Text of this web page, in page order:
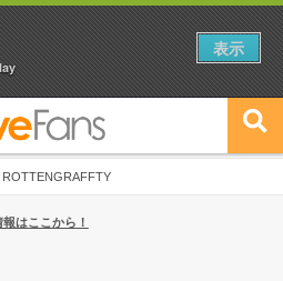
ROTTENGRAFFTY
年上半期編発表！
はここから！
表示